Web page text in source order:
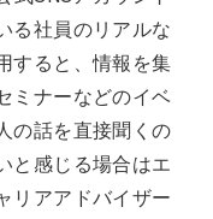
る社員のリアルな
すると、情報を集
ミナーなどのイベ
の話を直接聞くの
と感じる場合はエ
リアアドバイザー